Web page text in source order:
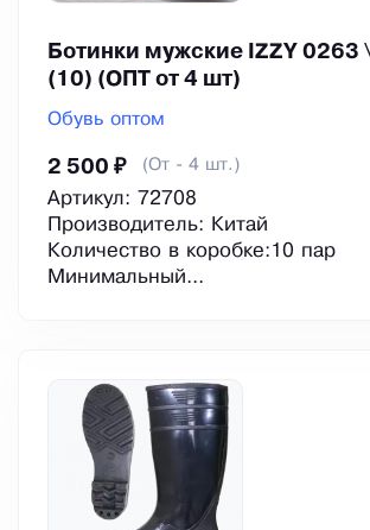
Ботинки мужские IZZY 0263
(10) (ОПТ от 4 шт)
Обувь оптом
2 500 ₽ (От - 4 шт.)
Артикул: 72708
Производитель: Китай
Количество в коробке:10 пар
Минимальный...